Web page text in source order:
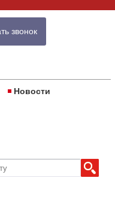
звонок
Новости